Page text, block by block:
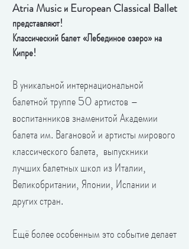
Atria Music и European Classical Ballet
представляют!
Классический балет «Лебединое озеро» на
Кипре!
В уникальной интернациональной
балетной труппе 50 артистов –
воспитанников знаменитой Академии
балета им. Вагановой и артисты мирового
классического балета, выпускники
лучших балетных школ из Италии,
Великобритании, Японии, Испании и
других стран.
Ещё более особенным это событие делает